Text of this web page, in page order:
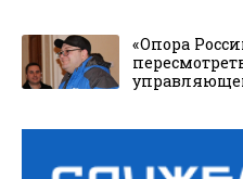
«Опора